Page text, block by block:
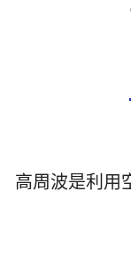
高周波是利用